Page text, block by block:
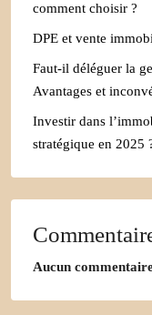
comment choisir ?
DPE et vente
Faut-il déléguer la
Avantages et
Investir dans
stratégique en 2025
Aucun